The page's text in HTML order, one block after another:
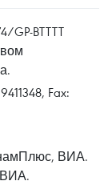
BTTTT
Fax:
ВИА.
ВИА.